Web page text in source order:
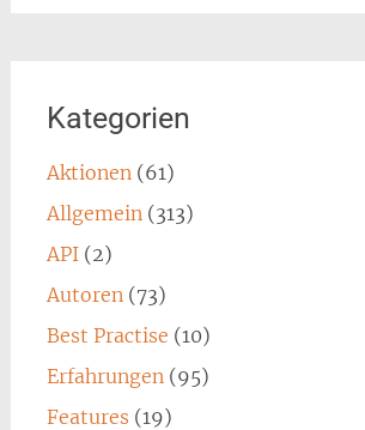
Kategorien
Aktionen (61)
Allgemein (313)
API(2)
Autoren (73)
Best Practise (10)
Erfahrungen (95)
Features (19)